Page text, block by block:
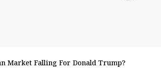
Market Falling For Donald Trump?